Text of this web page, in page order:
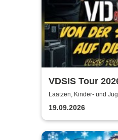
VDSIS Tour
Strasse auf die
Laatzen, Kinder- und
KiJuZ
19.09.2026